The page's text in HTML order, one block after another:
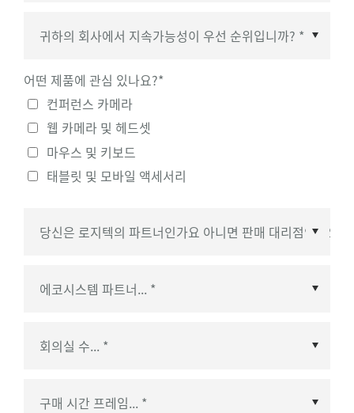
국가/지역 *
어떤 제품에 관심 있나요?*
컨퍼런스 카메라
웹 카메라 및 헤드셋
마우스 및 키보드
태블릿 및 모바일 액세서리
에코시스템 파트너